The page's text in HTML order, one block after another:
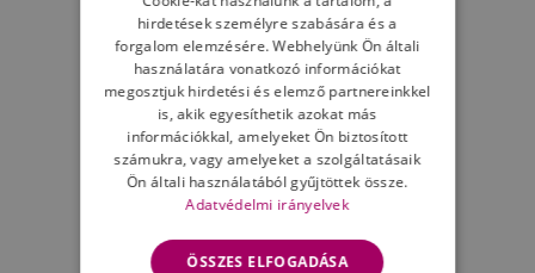
Ne felejtsd el
hirdetések személyre szabására és a
forgalom elemzésére. Webhelyünk Ön általi
használatára vonatkozó információkat
megosztjuk hirdetési és elemző partnereinkkel
is, akik egyesíthetik azokat más
információkkal, amelyeket Ön biztosított
számukra, vagy amelyeket a szolgáltatásaik
Ön általi használatából gyűjtöttek össze.
Adatvédelmi irányelvek
ÖSSZES ELFOGADÁSA